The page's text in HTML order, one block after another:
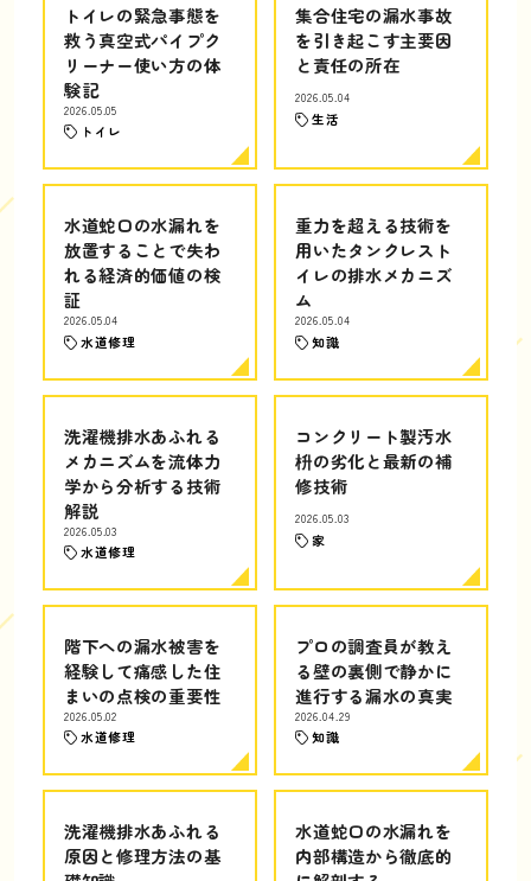
トイレの緊急事態を
救う真空式パイプク
リーナー使い方の体
験記
2026.05.05
トイレ
集合住宅の漏水事故
を引き起こす主要因
と責任の所在
2026.05.04
生活
水道蛇口の水漏れを
放置することで失わ
れる経済的価値の検
証
2026.05.04
水道修理
重力を超える技術を
用いたタンクレスト
イレの排水メカニズ
ム
2026.05.04
知識
洗濯機排水あふれる
メカニズムを流体力
学から分析する技術
解説
2026.05.03
水道修理
コンクリート製汚水
枡の劣化と最新の補
修技術
2026.05.03
家
階下への漏水被害を
経験して痛感した住
まいの点検の重要性
2026.05.02
水道修理
プロの調査員が教え
る壁の裏側で静かに
進行する漏水の真実
2026.04.29
知識
洗濯機排水あふれる
原因と修理方法の基
水道蛇口の水漏れを
内部構造から徹底的